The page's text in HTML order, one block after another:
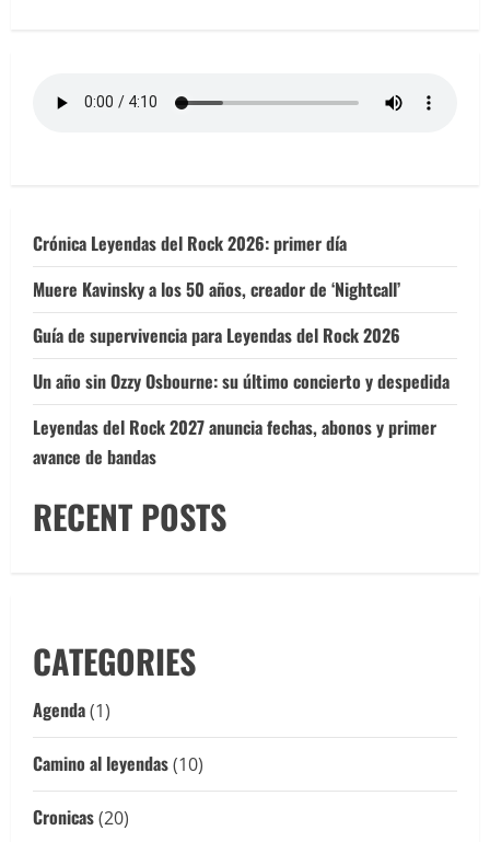
Crónica Leyendas del Rock 2026: primer día
Muere Kavinsky a los 50 años, creador de ‘Nightcall’
Guía de supervivencia para Leyendas del Rock 2026
Un año sin Ozzy Osbourne: su último concierto y despedida
Leyendas del Rock 2027 anuncia fechas, abonos y primer
avance de bandas
RECENT POSTS
CATEGORIES
Agenda(1)
Camino al leyendas(10)
Cronicas(20)